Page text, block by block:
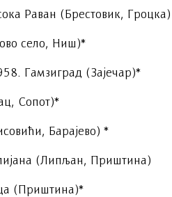
Раван (Брестовик, Гроцка)
село, Ниш)*
Гамзиград (Зајечар)*
Сопот)*
Барајево) *
(Липљан, Приштина)
(Приштина)*